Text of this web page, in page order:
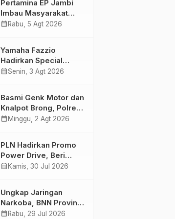
Pertamina EP Jambi
Imbau Masyarakat
Tidak Beraktivitas di
Bersama
calendar_month Rabu, 5 Agt 2026
Yamaha Fazzio
Hadirkan Special
Edition Sunset Blue,
Semakin Skena
calendar_monthSenin, 3 Agt 2026
Basmi Genk Motor dan
Knalpot Brong, Polres
Tanjab Barat Amankan
calendar_month Minggu, 2 Agt 2026
PLN Hadirkan Promo
Power Drive, Beri
Diskon Tambah Daya
calendar_month Kamis, 30 Jul 2026
Ungkap Jaringan
Narkoba, BNN Provinsi
Jambi dan Bea Cukai
calendar_month Rabu, 29 Jul 2026